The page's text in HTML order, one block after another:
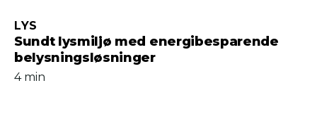
Sundt lysmiljø med energibesparende
belysningsløsninger
LYS
4 min